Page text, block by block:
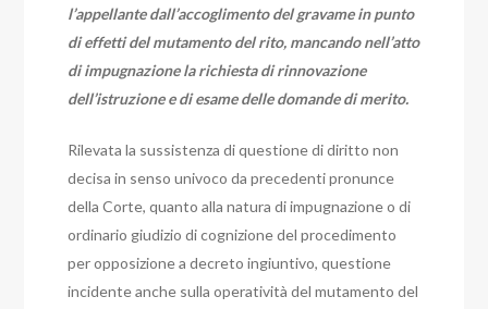
l’appellante dall’accoglimento del gravame in punto
di effetti del mutamento del rito, mancando nell’atto
di impugnazione la richiesta di rinnovazione
dell’istruzione e di esame delle domande di merito.
Rilevata la sussistenza di questione di diritto non
decisa in senso univoco da precedenti pronunce
della Corte, quanto alla natura di impugnazione o di
ordinario giudizio di cognizione del procedimento
per opposizione a decreto ingiuntivo, questione
incidente anche sulla operatività del mutamento del